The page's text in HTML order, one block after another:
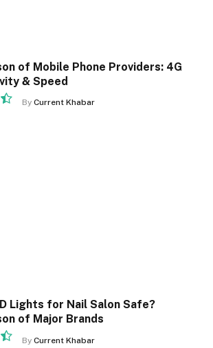
of Mobile Phone Providers: 4G
& Speed
By Current Khabar
Lights for Nail Salon Safe?
of Major Brands
By Current Khabar